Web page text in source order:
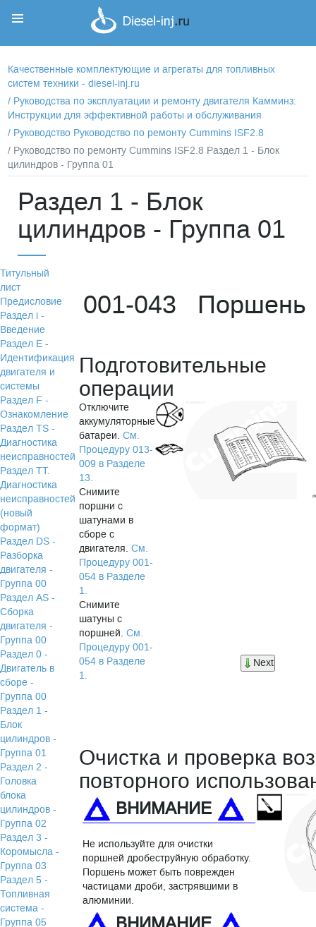
Качественные комплектующие и агрегаты для топливных
систем техники - diesel-inj.ru
/ Руководства по эксплуатации и ремонту двигателя Камминз:
Инструкции для эффективной работы и обслуживания
/ Руководство Руководство по ремонту Cummins ISF2.8
/ Руководство по ремонту Cummins ISF2.8 Раздел 1 - Блок
цилиндров - Группа 01
Раздел 1 - Блок
цилиндров - Группа 01
Титульный
лист
Предисловие
Раздел i -
Введение
Раздел Е -
Идентификация
двигателя и
системы
Раздел F -
Ознакомление
Раздел TS -
Диагностика
неисправностей
Раздел TТ.
Диагностика
неисправностей
(новый
формат)
Раздел DS -
Разборка
двигателя -
Группа 00
Раздел АS -
Сборка
двигателя -
Группа 00
Раздел 0 -
Двигатель в
сборе -
Группа 00
Раздел 1 -
Блок
цилиндров -
Группа 01
Раздел 2 -
Головка
блока
цилиндров -
Группа 02
Раздел 3 -
Коромысла -
Группа 03
Раздел 5 -
Топливная
система -
Группа 05
001-043 Поршень
Подготовительные
операции
Отключите
аккумуляторные
батареи.См.
Процедуру 013-
009 в Разделе
13.
Снимите
поршни с
шатунами в
сборе с
двигателя.См.
Процедуру 001-
054 в Разделе
1.
Снимите
шатуны с
поршней.См.
Процедуру 001-
054 в Разделе
1.
Next
Очистка и проверка
повторного
ВНИМАНИЕ
Не используйте для очистки
поршней дробеструйную обработку.
Поршень может быть поврежден
частицами дроби, застрявшими в
алюминии.